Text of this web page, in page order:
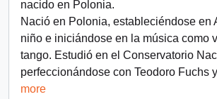
nacido en Polonia.
Nació en Polonia, estableciéndose en
niño e iniciándose en la música como
tango. Estudió en el Conservatorio
perfeccionándose con Teodoro Fuchs
more